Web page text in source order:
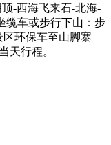
顶-西海飞来石-北海-
缆车或步行下山：步
环保车至山脚寨
天行程。